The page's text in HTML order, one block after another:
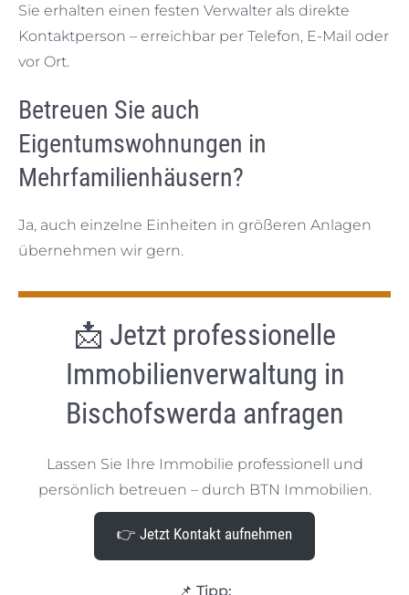
Sie erhalten einen festen Verwalter als direkte
Kontaktperson – erreichbar per Telefon, E-Mail oder
vor Ort.
Betreuen Sie auch
Eigentumswohnungen in
Mehrfamilienhäusern?
Ja, auch einzelne Einheiten in größeren Anlagen
übernehmen wir gern.
📩 Jetzt professionelle
Immobilienverwaltung in
Bischofswerda anfragen
Lassen Sie Ihre Immobilie professionell und
persönlich betreuen – durch BTN Immobilien.
👉 Jetzt Kontakt aufnehmen
📌 Tipp: